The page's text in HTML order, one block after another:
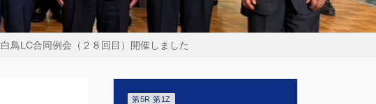
鳥LC合同例会（２８回目）開催しました
第5R 第1Z